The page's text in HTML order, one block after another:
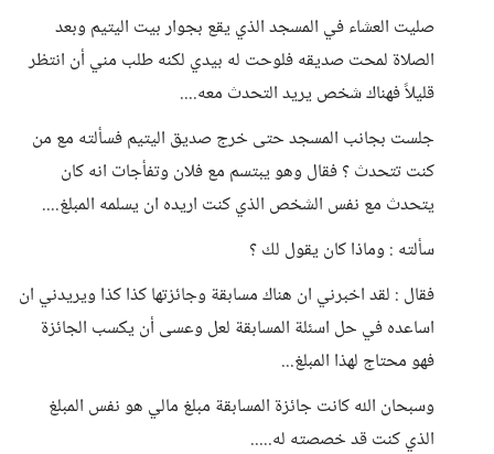
صليت العشاء في المسجد الذي يقع بجوار بيت اليتيم وبعد
الصلاة لمحت صديقه فلوحت له بيدي لكنه طلب مني أن انتظر
قليلاً فهناك شخص يريد التحدث معه....
جلست بجانب المسجد حتى خرج صديق اليتيم فسألته مع من
كنت تتحدث ؟ فقال وهو يبتسم مع فلان وتفأجات انه كان
يتحدث مع نفس الشخص الذي كنت اريده ان يسلمه المبلغ....
سألته : وماذا كان يقول لك ؟
فقال : لقد اخبرني ان هناك مسابقة وجائزتها كذا كذا ويريدني ان
اساعده في حل اسئلة المسابقة لعل وعسى أن يكسب الجائزة
فهو محتاج لهذا المبلغ...
وسبحان الله كانت جائزة المسابقة مبلغ مالي هو نفس المبلغ
الذي كنت قد خصصته له.....